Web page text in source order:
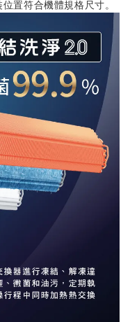
置符合機體規格尺寸。